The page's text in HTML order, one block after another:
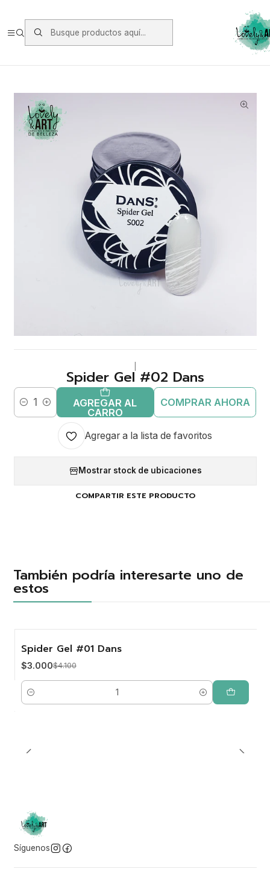
https://www.starken.cl/
Spider Gel #02 Dans
Cantidad
AGREGAR AL
CARRO
COMPRAR AHORA
Agregar a la lista de favoritos
Mostrar stock de ubicaciones
COMPARTIR ESTE PRODUCTO
También podría interesarte uno de
estos
Spider Gel #01 Dans
$3.000$4.100
Cantidad
Síguenos